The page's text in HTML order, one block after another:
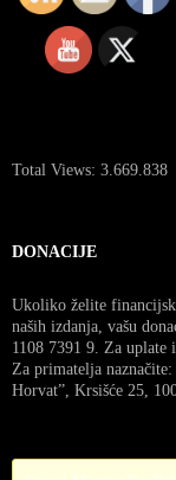
Total Views: 3.669.838
DONACIJE
Ukoliko želite
naših izdanja, vašu
1108 7391 9. Za uplate
Za primatelja
Horvat”, Krsišće 25,